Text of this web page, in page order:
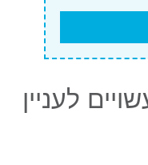
לעניין